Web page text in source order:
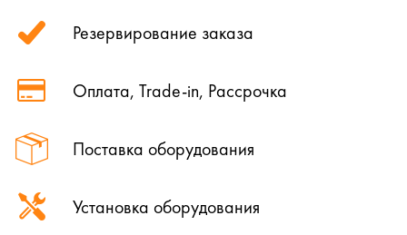
Поставка оборудования
Установка оборудования
Резервирование заказа
Оплата, Trade-in, Рассрочка